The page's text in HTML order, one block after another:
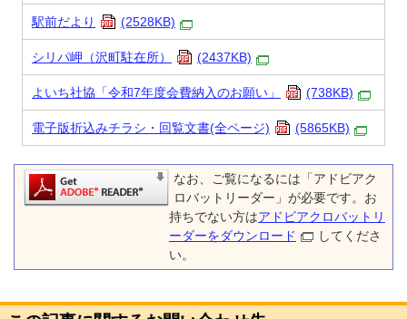
駅前だより (2528KB)
シリパ岬（沢町駐在所） (2437KB)
よいち社協「令和7年度会費納入のお願い」 (738KB)
電子版折込みチラシ・回覧文書(全ページ) (5865KB)
なお、ご覧になるには「アドビアク
ロバットリーダー」が必要です。お
持ちでない方はアドビアクロバットリ
ーダーをダウンロード
してくださ
い。